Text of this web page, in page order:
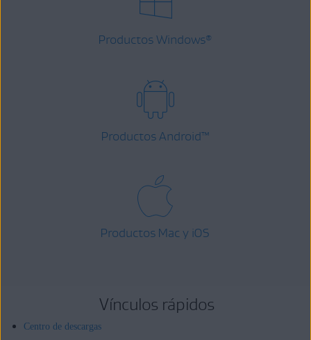
Productos Windows®
Productos Android™
Productos Mac y iOS
Vínculos rápidos
Centro de descargas